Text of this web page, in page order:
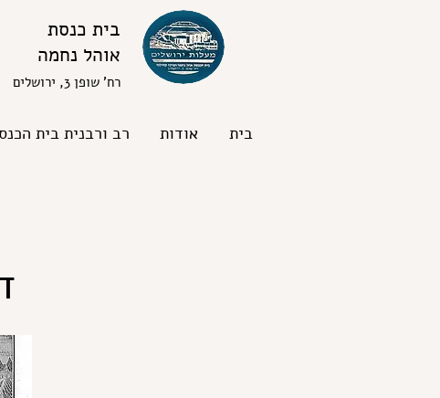
בית אודות רב ורבנית בית
בית כנסת
אוהל נחמה
רח' שופן 3, ירושלים